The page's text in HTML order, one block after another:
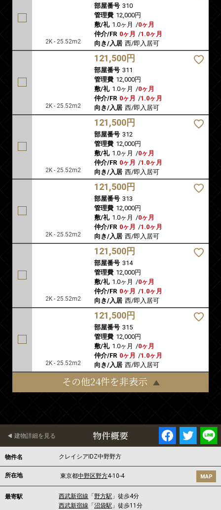
2K - 25.52m2
部屋番号 310
管理費 12,000円
敷/礼 1.0ヶ月 /0ヶ月
仲介/FR 0ヶ月 /1.0ヶ月
向き/入居 西/即入居可
2K - 25.52m2
121,500円
部屋番号 311
管理費 12,000円
敷/礼 1.0ヶ月 /0ヶ月
仲介/FR 0ヶ月 /1.0ヶ月
向き/入居 西/即入居可
2K - 25.52m2
121,500円
部屋番号 312
管理費 12,000円
敷/礼 1.0ヶ月 /0ヶ月
仲介/FR 0ヶ月 /1.0ヶ月
向き/入居 西/即入居可
2K - 25.52m2
121,500円
部屋番号 313
管理費 12,000円
敷/礼 1.0ヶ月 /0ヶ月
仲介/FR 0ヶ月 /1.0ヶ月
向き/入居 西/即入居可
2K - 25.52m2
121,500円
部屋番号 314
管理費 12,000円
敷/礼 1.0ヶ月 /0ヶ月
仲介/FR 0ヶ月 /1.0ヶ月
向き/入居 西/即入居可
2K - 25.52m2
121,500円
部屋番号 315
管理費 12,000円
敷/礼 1.0ヶ月 /0ヶ月
仲介/FR 0ヶ月 /1.0ヶ月
向き/入居 西/即入居可
その他24件を非表示
物件概要
建物詳細を見る
物件名 クレイシアIDZ中野野方
所在地 東京都中野区野方4-10-4 MAP
最寄駅 西武新宿線 「野方駅 」徒歩4分
西武新宿線 「沼袋駅 」徒歩11分